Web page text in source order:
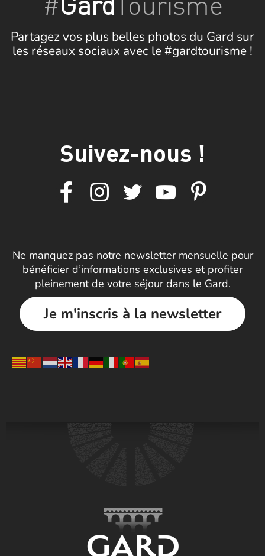
Partagez vos plus belles photos du Gard sur
les réseaux sociaux avec le #gardtourisme !
Suivez-nous !
Ne manquez pas notre newsletter mensuelle pour
bénéficier d’informations exclusives et profiter
pleinement de votre séjour dans le Gard.
Je m'inscris à la newsletter